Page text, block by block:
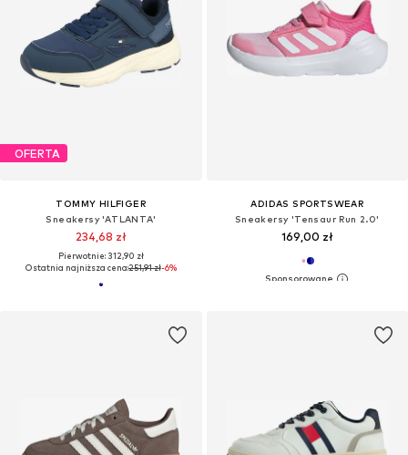
OFERTA
TOMMY HILFIGER
Sneakersy 'ATLANTA'
234,68 zł
Pierwotnie: 312,90 zł
Ostatnia najniższa cena:251,91 zł-6%
ADIDAS SPORTSWEAR
Sneakersy 'Tensaur Run 2.0'
169,00 zł